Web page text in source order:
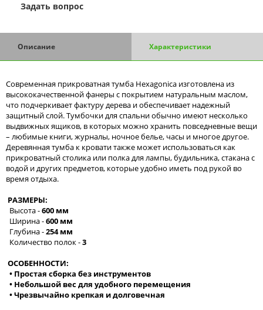
Задать вопрос
Описание Характеристики
Современная прикроватная тумба Hexagonica изготовлена из
высококачественной фанеры с покрытием натуральным маслом,
что подчеркивает фактуру дерева и обеспечивает надежный
защитный слой. Тумбочки для спальни обычно имеют несколько
выдвижных ящиков, в которых можно хранить повседневные вещи
– любимые книги, журналы, ночное белье, часы и многое другое.
Деревянная тумба к кровати также может использоваться как
прикроватный столика или полка для лампы, будильника, стакана с
водой и других предметов, которые удобно иметь под рукой во
время отдыха.
РАЗМЕРЫ:
Высота -600 мм
Ширина -600 мм
Глубина -254 мм
Количество полок -3
ОСОБЕННОСТИ:
• Простая сборка без инструментов
• Небольшой вес для удобного перемещения
• Чрезвычайно крепкая и долговечная